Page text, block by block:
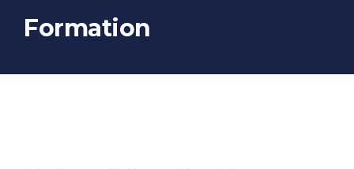
SERVICES À
L’ENTREPRISE
Formation